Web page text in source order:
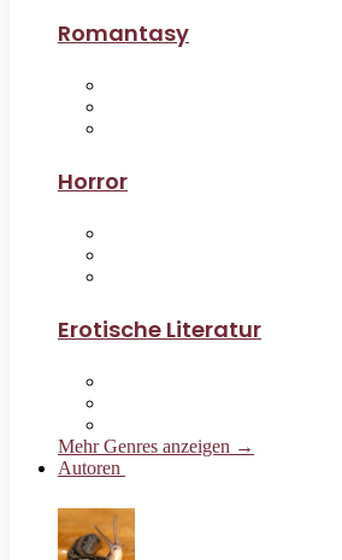
Romantasy
Horror
Erotische Literatur
Mehr Genres anzeigen →
Autoren